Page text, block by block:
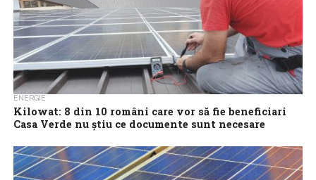
ENERGIE
Kilowat: 8 din 10 români care vor să fie beneficiari
Casa Verde nu știu ce documente sunt necesare
Aproape 80% dintre românii interesați să devină beneficiari Casa
Verde pentru a scăpa de grija facturilor la energie nu știu de ce...